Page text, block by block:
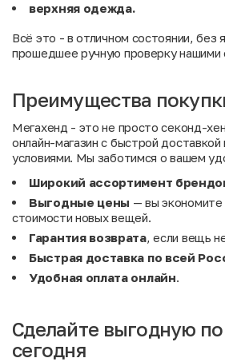
верхняя одежда.
Всё это - в отличном состоянии, без
прошедшее ручную проверку нашими
Преимущества
Мегахенд - это не просто секонд-
онлайн-магазин с быстрой
условиями. Мы заботимся о вашем
Широкий ассортимент
Выгодные цены — вы
стоимости новых вещей.
Гарантия возврата, если вещь
Быстрая доставка по всей
Удобная оплата онлайн.
Сделайте выгодную
сегодня